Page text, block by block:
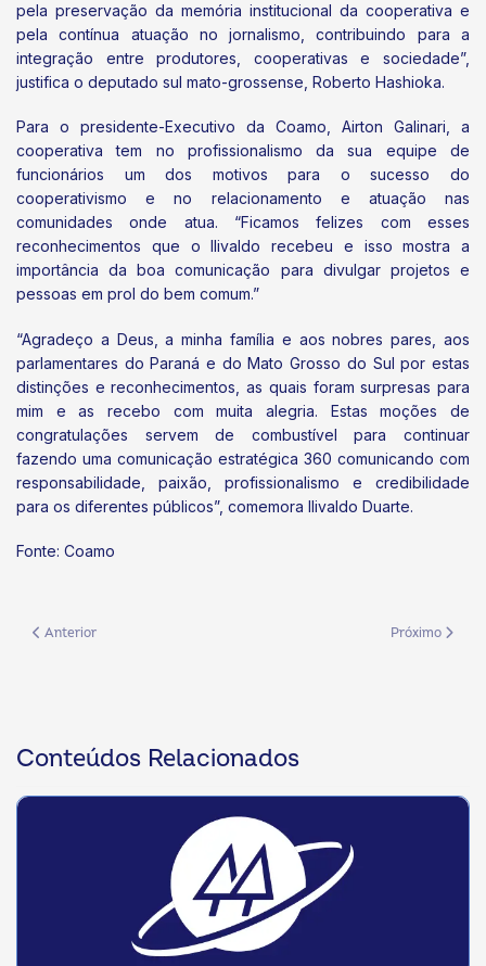
pela preservação da memória institucional da cooperativa e
pela contínua atuação no jornalismo, contribuindo para a
integração entre produtores, cooperativas e sociedade”,
justifica o deputado sul mato-grossense, Roberto Hashioka.
Para o presidente-Executivo da Coamo, Airton Galinari, a
cooperativa tem no profissionalismo da sua equipe de
funcionários um dos motivos para o sucesso do
cooperativismo e no relacionamento e atuação nas
comunidades onde atua. “Ficamos felizes com esses
reconhecimentos que o Ilivaldo recebeu e isso mostra a
importância da boa comunicação para divulgar projetos e
pessoas em prol do bem comum.”
“Agradeço a Deus, a minha família e aos nobres pares, aos
parlamentares do Paraná e do Mato Grosso do Sul por estas
distinções e reconhecimentos, as quais foram surpresas para
mim e as recebo com muita alegria. Estas moções de
congratulações servem de combustível para continuar
fazendo uma comunicação estratégica 360 comunicando com
responsabilidade, paixão, profissionalismo e credibilidade
para os diferentes públicos”, comemora Ilivaldo Duarte.
Fonte: Coamo
Artigo anterior: Sistema OCB/MS promove lançamento do Dia de
Anterior Próximo
Próximo
Conteúdos Relacionados